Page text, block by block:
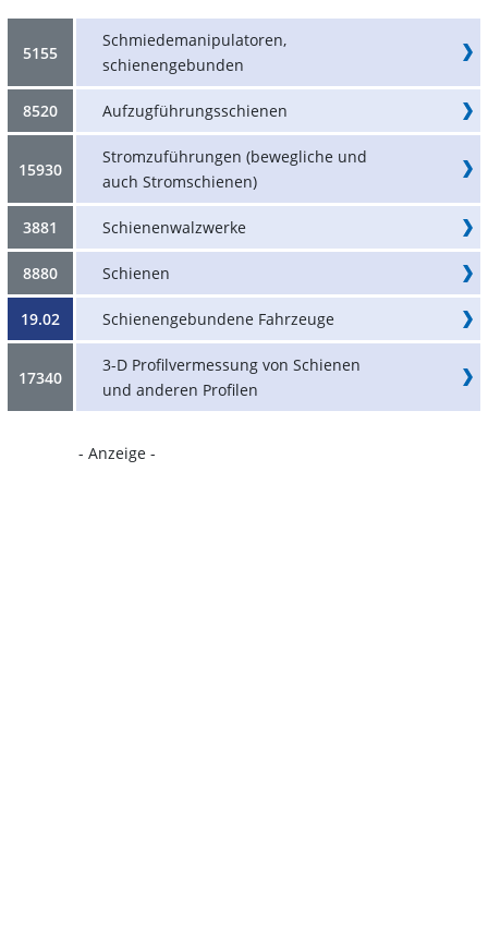
5155
Schmiedemanipulatoren,
schienengebunden
8520 Aufzugführungsschienen
15930
Stromzuführungen (bewegliche und
auch Stromschienen)
3881 Schienenwalzwerke
8880 Schienen
19.02 Schienengebundene Fahrzeuge
17340
3-D Profilvermessung von Schienen
und anderen Profilen
- Anzeige -